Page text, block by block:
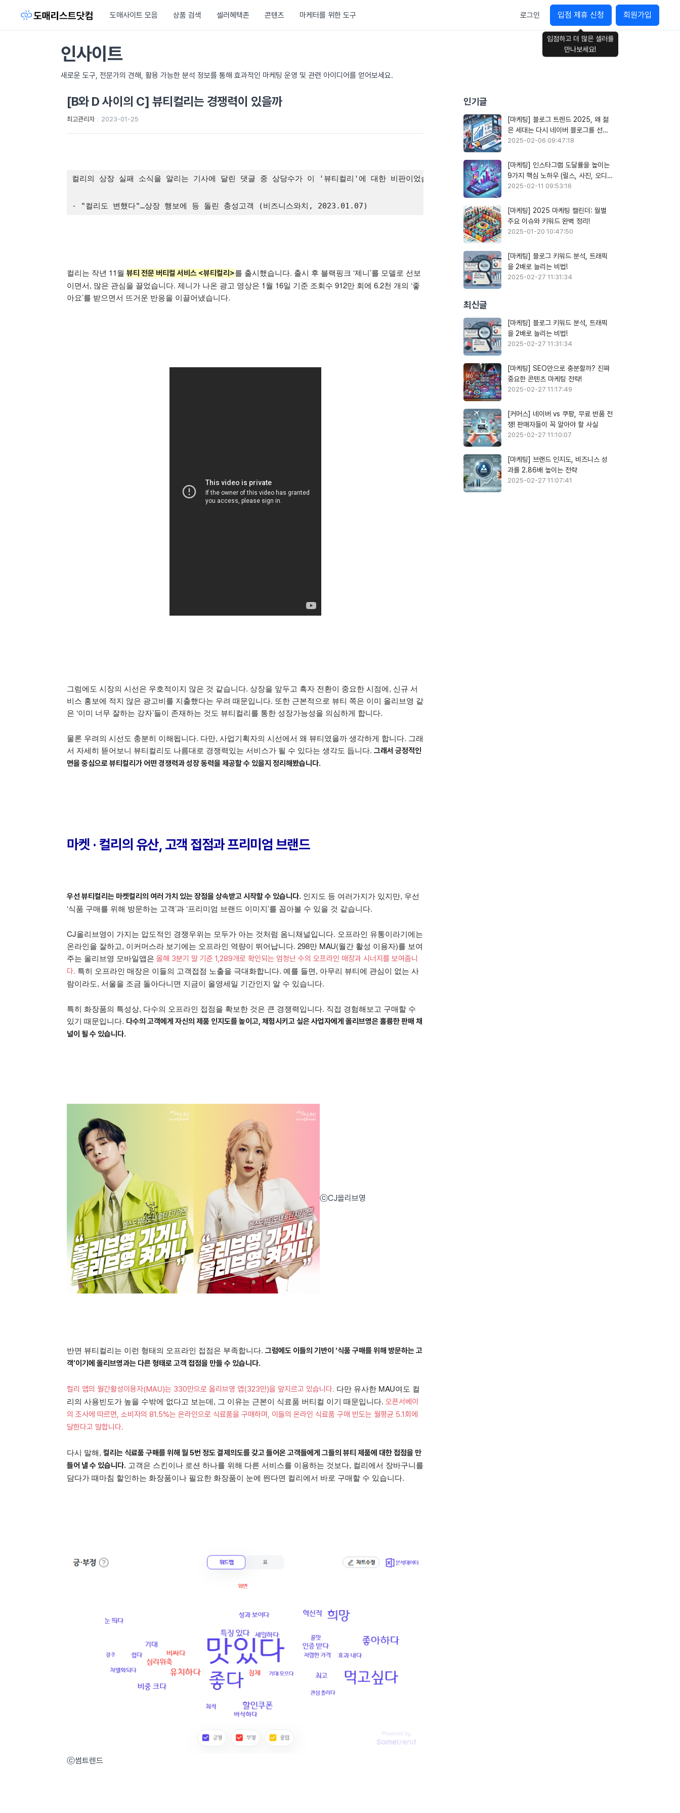
도매사이트 모음 상품 검색 셀러혜택존 콘텐츠 마케터를 위한 도구 로그인 입점 제휴 신청
입점하고 더 많은 셀러를
만나보세요!
회원가입
인사이트
새로운 도구, 전문가의 견해, 활용 가능한 분석 정보를 통해 효과적인 마케팅 운영 및 관련 아이디어를 얻어보세요.
[B와 D 사이의 C] 뷰티컬리는 경쟁력이 있을까
최고관리자 2023-01-25
컬리의 상장 실패 소식을 알리는 기사에 달린 댓글 중 상당수가 이 '뷰티컬리'에 대한 비판이었습니다. 프리미엄 식재료를 엄선해 판매하는 컬리의 방향성과 맞지
- "컬리도 변했다"…상장 행보에 등 돌린 충성고객 (비즈니스와치, 2023.01.07)
컬리는 작년 11월 뷰티 전문 버티컬 서비스 <뷰티컬리>를 출시했습니다. 출시 후 블랙핑크 ‘제니’를 모델로 선보
이면서, 많은 관심을 끌었습니다. 제니가 나온 광고 영상은 1월 16일 기준 조회수 912만 회에 6.2천 개의 ‘좋
아요’를 받으면서 뜨거운 반응을 이끌어냈습니다.
그럼에도 시장의 시선은 우호적이지 않은 것 같습니다. 상장을 앞두고 흑자 전환이 중요한 시점에, 신규 서
비스 홍보에 적지 않은 광고비를 지출했다는 우려 때문입니다. 또한 근본적으로 뷰티 쪽은 이미 올리브영 같
은 ‘이미 너무 잘하는 강자’들이 존재하는 것도 뷰티컬리를 통한 성장가능성을 의심하게 합니다.
물론 우려의 시선도 충분히 이해됩니다. 다만, 사업기획자의 시선에서 왜 뷰티였을까 생각하게 합니다. 그래
서 자세히 뜯어보니 뷰티컬리도 나름대로 경쟁력있는 서비스가 될 수 있다는 생각도 듭니다. 그래서 긍정적인
면을 중심으로 뷰티컬리가 어떤 경쟁력과 성장 동력을 제공할 수 있을지 정리해봤습니다.
마켓 · 컬리의 유산, 고객 접점과 프리미엄 브랜드
우선 뷰티컬리는 마켓컬리의 여러 가치 있는 장점을 상속받고 시작할 수 있습니다. 인지도 등 여러가지가 있지만, 우선
‘식품 구매를 위해 방문하는 고객’과 ‘프리미엄 브랜드 이미지’를 꼽아볼 수 있을 것 같습니다.
CJ올리브영이 가지는 압도적인 경쟁우위는 모두가 아는 것처럼 옴니채널입니다. 오프라인 유통이라기에는
온라인을 잘하고, 이커머스라 보기에는 오프라인 역량이 뛰어납니다. 298만 MAU(월간 활성 이용자)를 보여
주는 올리브영 모바일앱은 올해 3분기 말 기준 1,289개로 확인되는 엄청난 수의 오프라인 매장과 시너지를 보여줍니
다. 특히 오프라인 매장은 이들의 고객접점 노출을 극대화합니다. 예를 들면, 아무리 뷰티에 관심이 없는 사
람이라도, 서울을 조금 돌아다니면 지금이 올영세일 기간인지 알 수 있습니다.
특히 화장품의 특성상, 다수의 오프라인 접점을 확보한 것은 큰 경쟁력입니다. 직접 경험해보고 구매할 수
있기 때문입니다. 다수의 고객에게 자신의 제품 인지도를 높이고, 체험시키고 싶은 사업자에게 올리브영은 훌륭한 판매 채
널이 될 수 있습니다.
ⓒCJ올리브영
반면 뷰티컬리는 이런 형태의 오프라인 접점은 부족합니다. 그럼에도 이들의 기반이 ‘식품 구매를 위해 방문하는 고
객’이기에 올리브영과는 다른 형태로 고객 접점을 만들 수 있습니다.
컬리 앱의 월간활성이용자(MAU)는 330만으로 올리브영 앱(323만)을 앞지르고 있습니다. 다만 유사한 MAU여도 컬
리의 사용빈도가 높을 수밖에 없다고 보는데, 그 이유는 근본이 식료품 버티컬 이기 때문입니다. 오픈서베이
의 조사에 따르면, 소비자의 81.5%는 온라인으로 식료품을 구매하며, 이들의 온라인 식료품 구매 빈도는 월평균 5.1회에
달한다고 말합니다.
다시 말해, 컬리는 식료품 구매를 위해 월 5번 정도 결제의도를 갖고 들어온 고객들에게 그들의 뷰티 제품에 대한 접점을 만
들어 낼 수 있습니다. 고객은 스킨이나 로션 하나를 위해 다른 서비스를 이용하는 것보다, 컬리에서 장바구니를
담다가 때마침 할인하는 화장품이나 필요한 화장품이 눈에 띈다면 컬리에서 바로 구매할 수 있습니다.
ⓒ썸트렌드
인기글
[마케팅] 블로그 트렌드 2025, 왜 젊
은 세대는 다시 네이버 블로그를 선택
할까?
2025-02-06 09:47:18
[마케팅] 인스타그램 도달률을 높이는
9가지 핵심 노하우 (릴스, 사진, 오디오
활용)
2025-02-11 09:53:16
[마케팅] 2025 마케팅 캘린더: 월별
주요 이슈와 키워드 완벽 정리!
2025-01-20 10:47:50
[마케팅] 블로그 키워드 분석, 트래픽
을 2배로 늘리는 비법!
2025-02-27 11:31:34
최신글
[마케팅] 블로그 키워드 분석, 트래픽
을 2배로 늘리는 비법!
2025-02-27 11:31:34
[마케팅] SEO만으로 충분할까? 진짜
중요한 콘텐츠 마케팅 전략!
2025-02-27 11:17:49
[커머스] 네이버 vs 쿠팡, 무료 반품 전
쟁! 판매자들이 꼭 알아야 할 사실
2025-02-27 11:10:07
[마케팅] 브랜드 인지도, 비즈니스 성
과를 2.86배 높이는 전략
2025-02-27 11:07:41